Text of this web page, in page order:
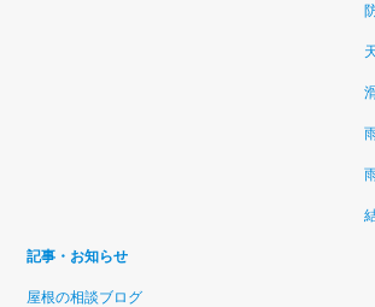
記事・お知らせ
屋根の相談ブログ